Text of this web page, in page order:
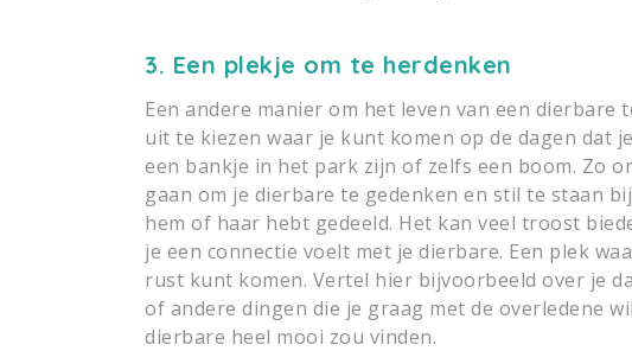
3. Een plekje om te herdenken
Een andere manier om het leven van een dierbare
uit te kiezen waar je kunt komen op de dagen dat
een bankje in het park zijn of zelfs een boom. Zo
gaan om je dierbare te gedenken en stil te staan
hem of haar hebt gedeeld. Het kan veel troost
je een connectie voelt met je dierbare. Een plek
rust kunt komen. Vertel hier bijvoorbeeld over je
of andere dingen die je graag met de overledene
dierbare heel mooi zou vinden.